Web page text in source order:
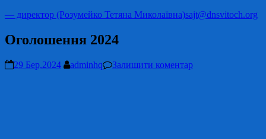
— директор (Розумейко Тетяна Миколаївна)sajt@dnsvitoch.org
Оголошення 2024
29 Бер,2024 adminhq Залишити коментар